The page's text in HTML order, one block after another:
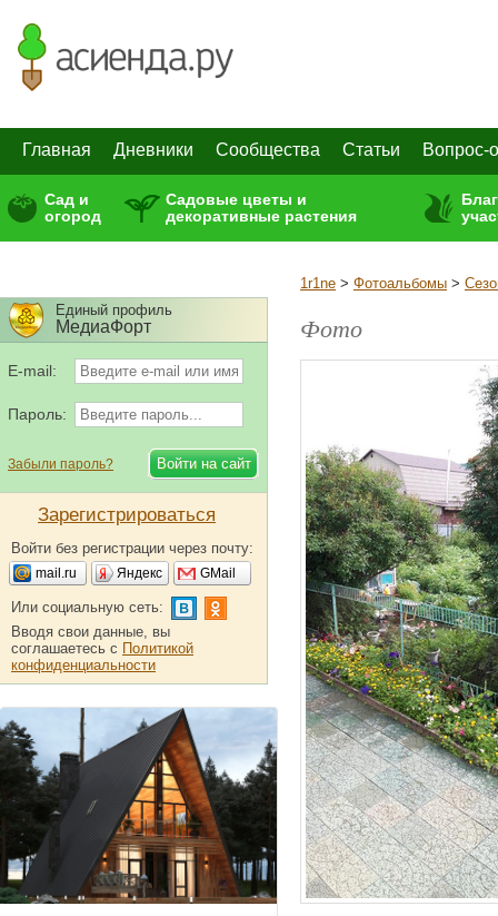
Главная Дневники Сообщества Статьи Вопрос-
Сад и
огород
Садовые цветы и
декоративные растения
1r1ne > Фотоальбомы >
Фото
Единый профиль
МедиаФорт
E-mail:
Пароль:
Забыли пароль?
Зарегистрироваться
Войти без регистрации через почту:
mail.ru Яндекс GMail
Или социальную сеть:
Вводя свои данные, вы
соглашаетесь с Политикой
конфиденциальности